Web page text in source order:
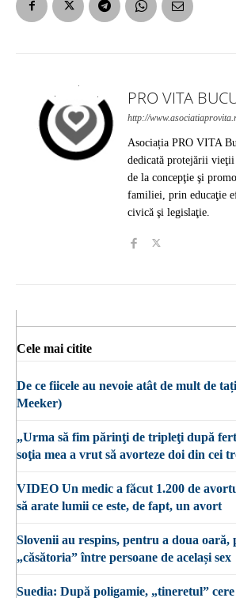
PRO VITA
http://
Asociația PRO VITA
dedicată protejării vieţii
de la concepţie şi
familiei, prin educaţie
civică şi legislaţie.
Cele mai citite
De ce fiicele au nevoie atât de mult de
Meeker)
„Urma să fim părinţi de tripleţi după
soţia mea a vrut să avorteze doi din cei
VIDEO Un medic a făcut 1.200 de
să arate lumii ce este, de fapt, un avort
Slovenii au respins, pentru a doua
„căsătoria” între persoane de același sex
Suedia: După poligamie, „tineretul”